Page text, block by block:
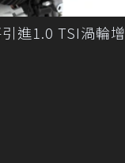
進1.0 TSI渦輪增